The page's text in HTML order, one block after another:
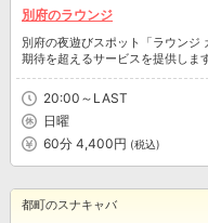
別府のラウンジ
別府の夜遊びスポット「ラウンジ
期待を超えるサービスを提供します
20:00～LAST
日曜
60分 4,400円 (税込)
都町のスナキャバ